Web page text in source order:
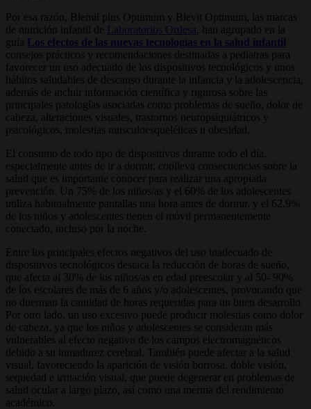
Por esa razón, Blemil plus Optimum y Blevit Optimum, las marcas
de nutrición infantil de Laboratorios Ordesa , han agrupado en la
guía Los efectos de las nuevas tecnologías en la salud infantil
consejos prácticos y recomendaciones destinadas a pediatras para
favorecer un uso adecuado de los dispositivos tecnológicos y unos
hábitos saludables de descanso durante la infancia y la adolescencia,
además de incluir información científica y rigurosa sobre las
principales patologías asociadas como problemas de sueño, dolor de
cabeza, alteraciones visuales, trastornos neuropsiquiátricos y
psicológicos, molestias musculoesqueléticas u obesidad.
El consumo de todo tipo de dispositivos durante todo el día,
especialmente antes de ir a dormir, conlleva consecuencias sobre la
salud que es importante conocer para realizar una apropiada
prevención. Un 75% de los niños/as y el 60% de los adolescentes
utiliza habitualmente pantallas una hora antes de dormir, y el 62,9%
de los niños y adolescentes tienen el móvil permanentemente
conectado, incluso por la noche.
Entre los principales efectos negativos del uso inadecuado de
dispositivos tecnológicos destaca la reducción de horas de sueño,
que afecta al 30% de los niños/as en edad preescolar y al 50- 90%
de los escolares de más de 6 años y/o adolescentes, provocando que
no duerman la cantidad de horas requeridas para un buen desarrollo.
Por otro lado, un uso excesivo puede producir molestias como dolor
de cabeza, ya que los niños y adolescentes se consideran más
vulnerables al efecto negativo de los campos electromagnéticos
debido a su inmadurez cerebral. También puede afectar a la salud
visual, favoreciendo la aparición de visión borrosa, doble visión,
sequedad e irritación visual, que puede degenerar en problemas de
salud ocular a largo plazo, así como una merma del rendimiento
académico.